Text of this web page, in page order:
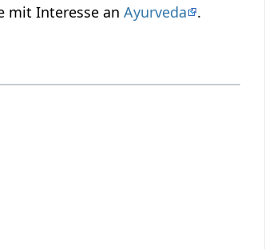
mit Interesse anAyurveda .